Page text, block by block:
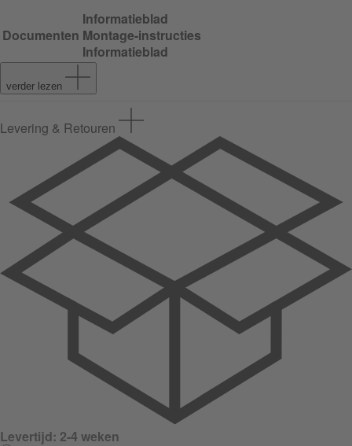
Documenten
Informatieblad
Montage-instructies
Informatieblad
verder lezen
Levering & Retouren
Levertijd: 2-4 weken